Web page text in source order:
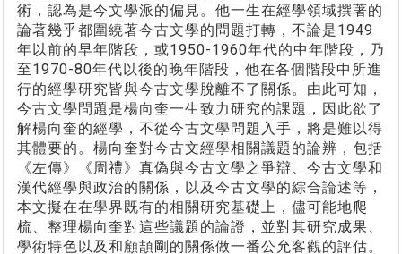
術，認為是今文學派的偏見。他一生在經學領域撰著的
論著幾乎都圍繞著今古文學的問題打轉，不論是1949
年以前的早年階段，或1950-1960年代的中年階段，乃
至1970-80年代以後的晚年階段，他在各個階段中所進
行的經學研究皆與今古文學脫離不了關係。由此可知，
今古文學問題是楊向奎一生致力研究的課題，因此欲了
解楊向奎的經學，不從今古文學問題入手，將是難以得
其體要的。楊向奎對今古文經學相關議題的論辨，包括
《左傳》《周禮》真偽與今古文學之爭辯、今古文學和
漢代經學與政治的關係，以及今古文學的綜合論述等，
本文擬在在學界既有的相關研究基礎上，儘可能地爬
梳、整理楊向奎對這些議題的論證，並對其研究成果、
學術特色以及和顧頡剛的關係做一番公允客觀的評估。